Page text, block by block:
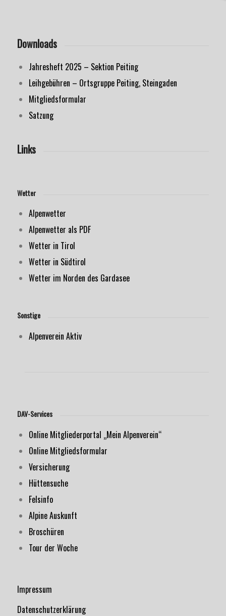
Downloads
Jahresheft 2025 – Sektion Peiting
Leihgebühren – Ortsgruppe Peiting, Steingaden
Mitgliedsformular
Satzung
Links
Wetter
Alpenwetter
Alpenwetter als PDF
Wetter in Tirol
Wetter in Südtirol
Wetter im Norden des Gardasee
Sonstige
Alpenverein Aktiv
DAV-Services
Online Mitgliederportal „Mein Alpenverein“
Online Mitgliedsformular
Versicherung
Hüttensuche
Felsinfo
Alpine Auskunft
Broschüren
Tour der Woche
Impressum
Datenschutzerklärung